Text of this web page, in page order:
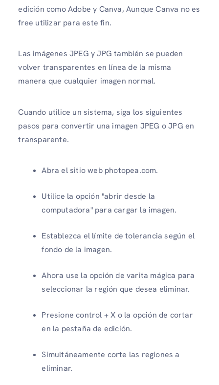
edición como Adobe y Canva, Aunque Canva no es
free utilizar para este fin.
Las imágenes JPEG y JPG también se pueden
volver transparentes en línea de la misma
manera que cualquier imagen normal.
Cuando utilice un sistema, siga los siguientes
pasos para convertir una imagen JPEG o JPG en
transparente.
Abra el sitio web photopea.com.
Utilice la opción "abrir desde la
computadora" para cargar la imagen.
Establezca el límite de tolerancia según el
fondo de la imagen.
Ahora use la opción de varita mágica para
seleccionar la región que desea eliminar.
Presione control + X o la opción de cortar
en la pestaña de edición.
Simultáneamente corte las regiones a
eliminar.